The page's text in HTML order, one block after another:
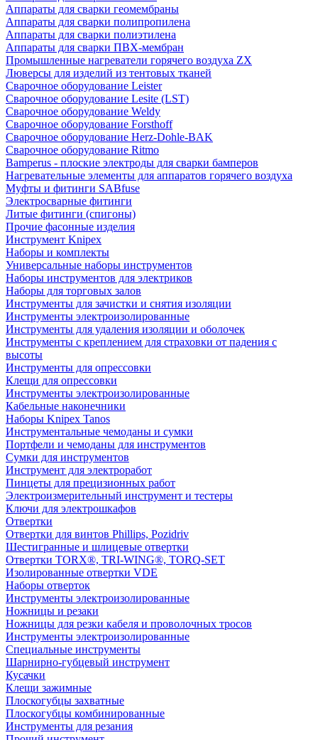
Аппараты для сварки геомембраны
Аппараты для сварки полипропилена
Аппараты для сварки полиэтилена
Аппараты для сварки ПВХ-мембран
Промышленные нагреватели горячего воздуха ZX
Люверсы для изделий из тентовых тканей
Сварочное оборудование Leister
Сварочное оборудование Lesite (LST)
Сварочное оборудование Weldy
Сварочное оборудование Forsthoff
Сварочное оборудование Herz-Dohle-BAK
Сварочное оборудование Ritmo
Bamperus - плоские электроды для сварки бамперов
Нагревательные элементы для аппаратов горячего воздуха
Муфты и фитинги SABfuse
Электросварные фитинги
Литые фитинги (спигоны)
Прочие фасонные изделия
Инструмент Knipex
Наборы и комплекты
Универсальные наборы инструментов
Наборы инструментов для электриков
Наборы для торговых залов
Инструменты для зачистки и снятия изоляции
Инструменты электроизолированные
Инструменты для удаления изоляции и оболочек
Инструменты с креплением для страховки от падения с
высоты
Инструменты для опрессовки
Клещи для опрессовки
Инструменты электроизолированные
Кабельные наконечники
Наборы Knipex Tanos
Инструментальные чемоданы и сумки
Портфели и чемоданы для инструментов
Сумки для инструментов
Инструмент для электроработ
Пинцеты для прецизионных работ
Электроизмерительный инструмент и тестеры
Ключи для электрошкафов
Отвертки
Отвертки для винтов Phillips, Pozidriv
Шестигранные и шлицевые отвертки
Отвертки TORX®, TRI-WING®, TORQ-SET
Изолированные отвертки VDE
Наборы отверток
Инструменты электроизолированные
Ножницы и резаки
Ножницы для резки кабеля и проволочных тросов
Инструменты электроизолированные
Специальные инструменты
Шарнирно-губцевый инструмент
Кусачки
Клещи зажимные
Плоскогубцы захватные
Плоскогубцы комбинированные
Инструменты для резания